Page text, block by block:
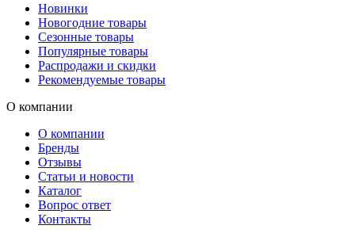
Новинки
Новогодние товары
Сезонные товары
Популярные товары
Распродажи и скидки
Рекомендуемые товары
О компании
О компании
Бренды
Отзывы
Статьи и новости
Каталог
Вопрос ответ
Контакты